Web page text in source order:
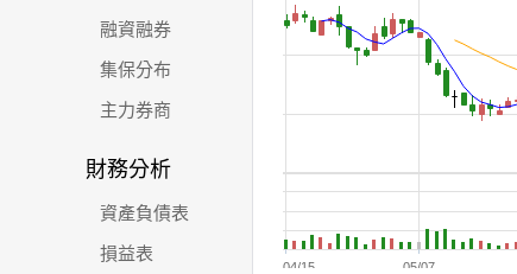
融資融券
集保分布
主力券商
財務分析
資產負債表
損益表